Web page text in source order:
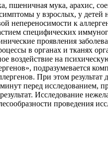
пшеничная мука, арахис,
у взрослых, у детей
непереносимости к
специфических
проявления
в органах и тканях
воздействие на
подразумевается
При этом
перед исследованием,
Исследование
проведения